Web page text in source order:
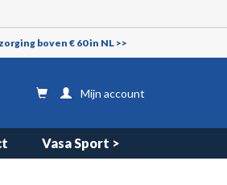
boven € 60 in NL >>
Mijn account
Vasa Sport >